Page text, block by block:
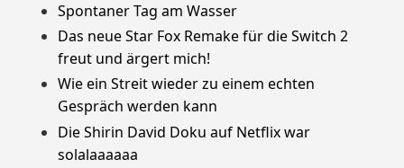
Spontaner Tag am Wasser
Das neue Star Fox Remake für die Switch 2
freut und ärgert mich!
Wie ein Streit wieder zu einem echten
Gespräch werden kann
Die Shirin David Doku auf Netflix war
solalaaaaaa